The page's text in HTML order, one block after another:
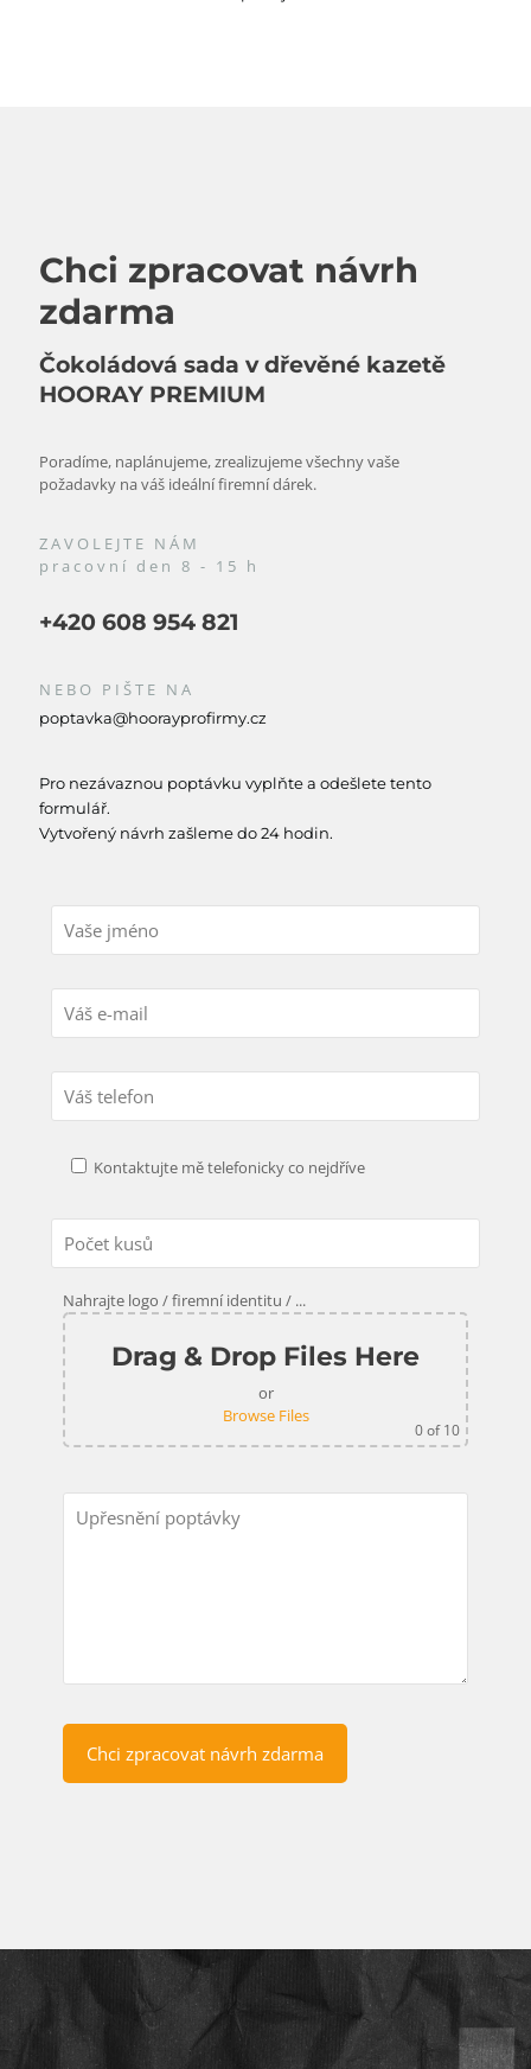
Chci zpracovat návrh
zdarma
Čokoládová sada v dřevěné kazetě
HOORAY PREMIUM
Poradíme, naplánujeme, zrealizujeme všechny vaše
požadavky na váš ideální firemní dárek.
ZAVOLEJTE NÁM
pracovní den 8 - 15 h
+420 608 954 821
NEBO PIŠTE NA
poptavka@hoorayprofirmy.cz
Pro nezávaznou poptávku vyplňte a odešlete tento
formulář.
Vytvořený návrh zašleme do 24 hodin.
Kontaktujte mě telefonicky co nejdříve
Nahrajte logo / firemní identitu / ...
Drag & Drop Files Here
or
Browse Files
0of 10